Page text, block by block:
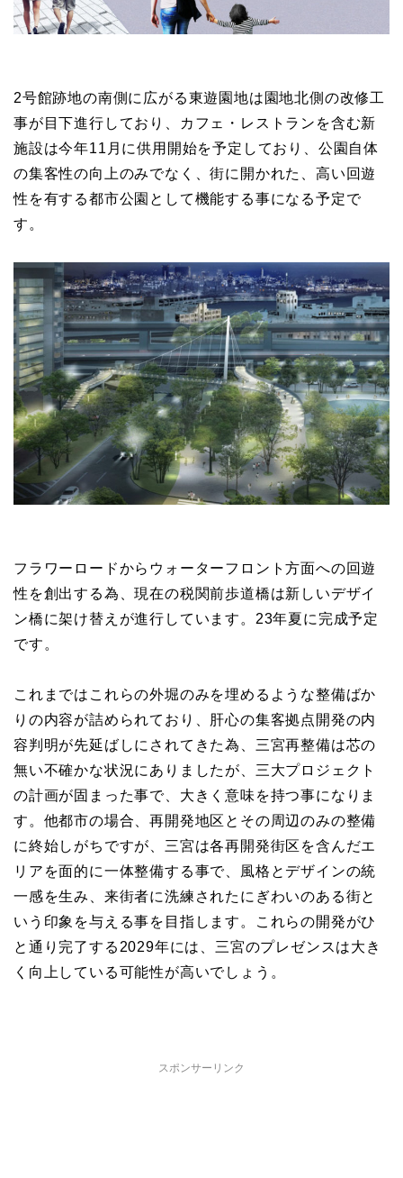
2号館跡地の南側に広がる東遊園地は園地北側の改修工
事が目下進行しており、カフェ・レストランを含む新
施設は今年11月に供用開始を予定しており、公園自体
の集客性の向上のみでなく、街に開かれた、高い回遊
性を有する都市公園として機能する事になる予定で
す。
フラワーロードからウォーターフロント方面への回遊
性を創出する為、現在の税関前歩道橋は新しいデザイ
ン橋に架け替えが進行しています。23年夏に完成予定
です。
これまではこれらの外堀のみを埋めるような整備ばか
りの内容が詰められており、肝心の集客拠点開発の内
容判明が先延ばしにされてきた為、三宮再整備は芯の
無い不確かな状況にありましたが、三大プロジェクト
の計画が固まった事で、大きく意味を持つ事になりま
す。他都市の場合、再開発地区とその周辺のみの整備
に終始しがちですが、三宮は各再開発街区を含んだエ
リアを面的に一体整備する事で、風格とデザインの統
一感を生み、来街者に洗練されたにぎわいのある街と
いう印象を与える事を目指します。これらの開発がひ
と通り完了する2029年には、三宮のプレゼンスは大き
く向上している可能性が高いでしょう。
スポンサーリンク